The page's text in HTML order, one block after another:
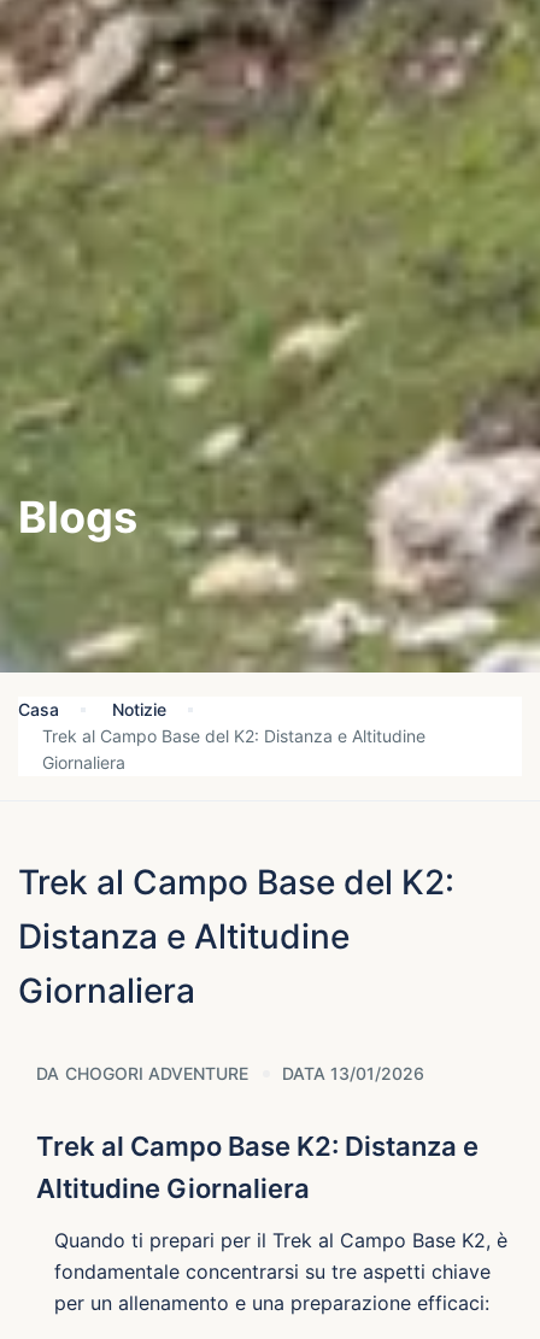
Blogs
Casa
Notizie
Trek al Campo Base del K2: Distanza e Altitudine
Giornaliera
Trek al Campo Base del K2:
Distanza e Altitudine
Giornaliera
DA CHOGORI ADVENTURE DATA 13/01/2026
Trek al Campo Base K2: Distanza e
Altitudine Giornaliera
Quando ti prepari per il Trek al Campo Base K2, è
fondamentale concentrarsi su tre aspetti chiave
per un allenamento e una preparazione efficaci: